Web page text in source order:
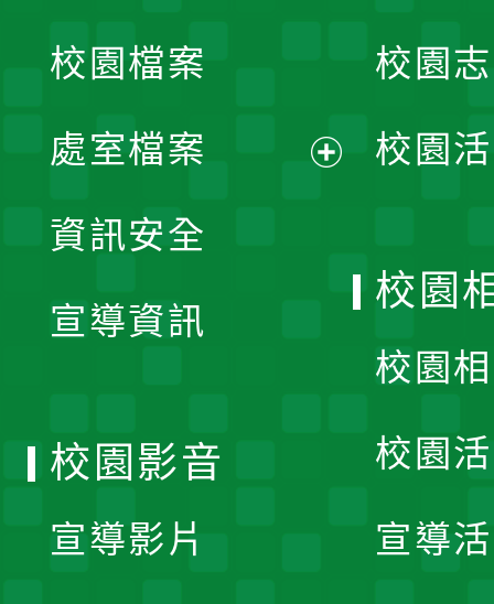
單
校園檔案
處室檔案
資訊安全
宣導資訊
校園
校園
校園
校園
校園
宣導
校園影音
宣導影片